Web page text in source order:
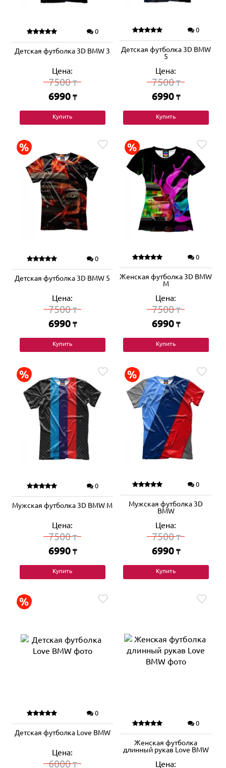
0
Детская футболка 3D BMW 3
Цена:
7500₸
6990 ₸
Купить
0
Детская футболка 3D BMW
5
Цена:
7500₸
6990 ₸
Купить
0
Детская футболка 3D BMW 5
Цена:
7500₸
6990 ₸
Купить
0
Женская футболка 3D BMW
M
Цена:
7500₸
6990 ₸
Купить
0
Мужская футболка 3D BMW M
Цена:
7500₸
6990 ₸
Купить
0
Мужская футболка 3D
BMW
Цена:
7500₸
6990 ₸
Купить
0
Детская футболка Love BMW
Цена:
6000₸
0
Женская футболка
длинный рукав Love BMW
Цена: